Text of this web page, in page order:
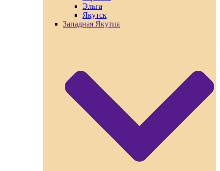
Эльга
Якутск
Западная Якутия